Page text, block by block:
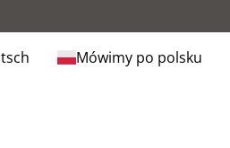
Mówimy po polsku